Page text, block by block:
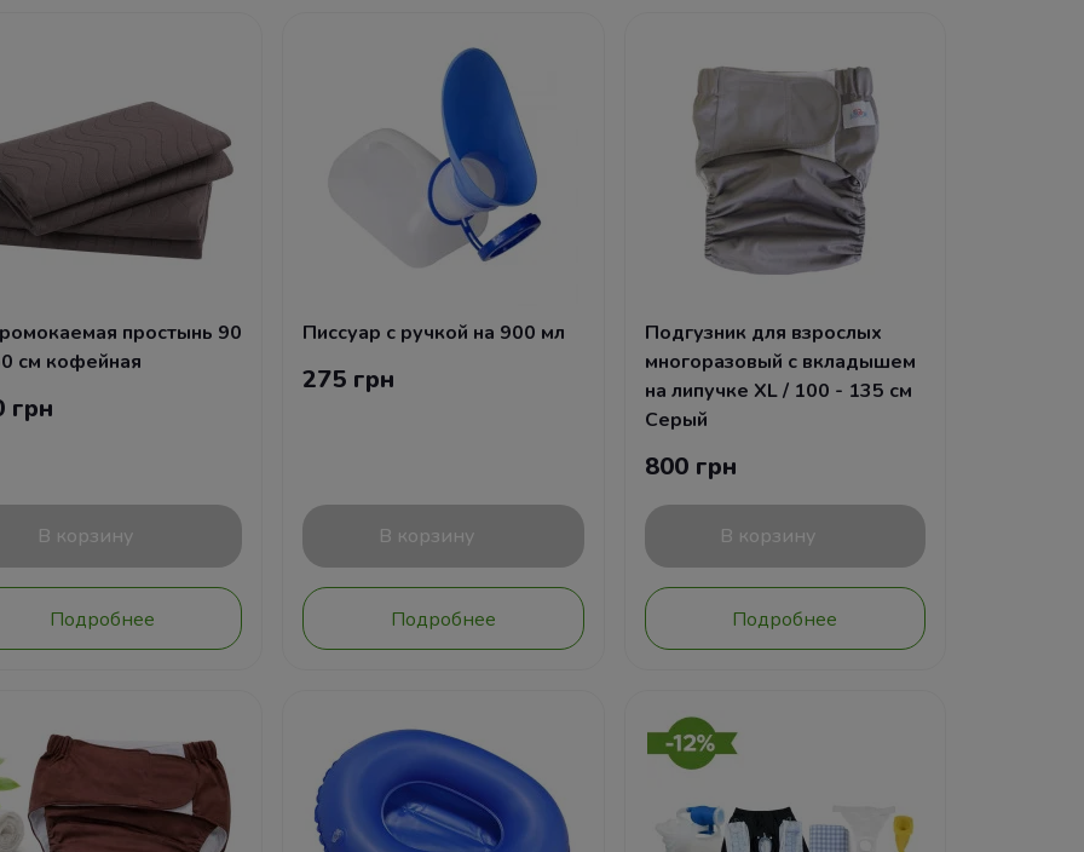
простынь 90
см кофейная
грн
В корзину
Подробнее
Писсуар с ручкой на 900 мл
275 грн
В корзину
Подробнее
Подгузник для взрослых
многоразовый с вкладышем
на липучке XL / 100 - 135 см
Серый
800 грн
В корзину
Подробнее